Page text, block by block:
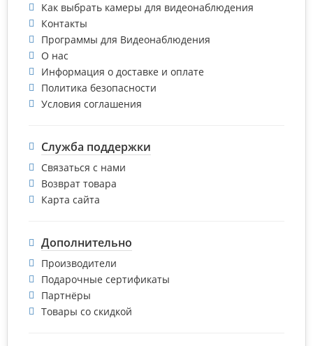
Как выбрать камеры для видеонаблюдения
Контакты
Программы для Видеонаблюдения
О нас
Информация о доставке и оплате
Политика безопасности
Условия соглашения
Служба поддержки
Связаться с нами
Возврат товара
Карта сайта
Дополнительно
Производители
Подарочные сертификаты
Партнёры
Товары со скидкой